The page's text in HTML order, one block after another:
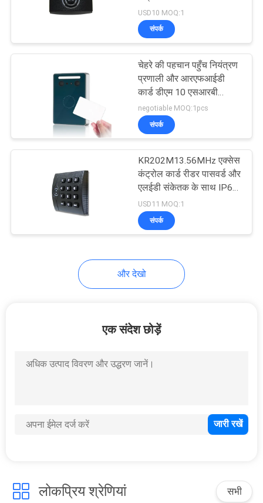
डोर एक्सेस कंट्रोल पैनल
विद्युत चुंबकीय ताला
इलेक्ट्रिक बोल्ट लॉक
इलेक्ट्रिक स्ट्राइकर लॉक
वाटरप्रूफ IP65
USD10 MOQ:1
संपर्क
चेहरे की पहचान पहुँच नियंत्रण
प्रणाली और आरएफआईडी
कार्ड डीएम 10 एसआरबी
नियंत्रक के साथ बड़ी क्षमता
negotiable MOQ:1pcs
संपर्क
KR202M13.56MHz एक्सेस
कंट्रोल कार्ड रीडर पासवर्ड और
एलईडी संकेतक के साथ IP65
जलरोधक
USD11 MOQ:1
संपर्क
और देखो
एक संदेश छोड़ें
लोकप्रिय श्रेणियां सभी